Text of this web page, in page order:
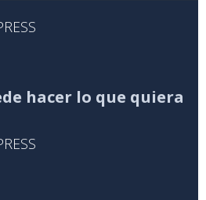
hacer lo que quiera